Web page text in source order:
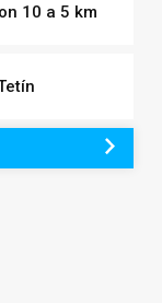
10 a 5 km